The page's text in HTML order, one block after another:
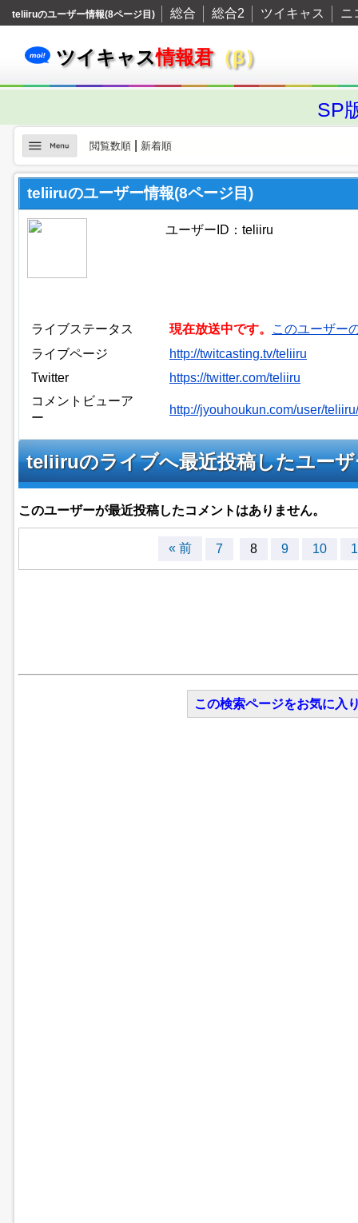
teliiruのユーザー情報(8ページ目) 総合 総合2 ツイキャス ニ
ツイキャス情報君（β）
SP
閲覧数順| 新着順
teliiruのユーザー情報(8ページ目)
ユーザーID：teliiru
ライブステータス 現在放送中です。
このユーザー
ライブページ
http://twitcasting.tv/teliiru
Twitter
https://twitter.com/teliiru
コメントビューア
ー
http://jyouhoukun.com/user/
teliiruのライブへ最近投稿したユー
このユーザーが最近投稿したコメントはありません。
« 前 7 8 9 10
この検索ページをお気に入